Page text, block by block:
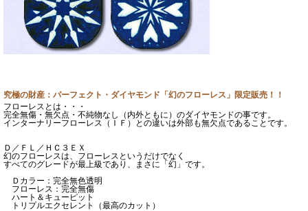
究極の財産：パーフェクト・ダイヤモンド「幻のフローレス」限定販売！！
フローレスとは・・・
完全無傷・無欠点・不純物なし（内外ともに）のダイヤモンドの事です。
インターナリーフローレス（ＩＦ）との違いは外部も無欠点であることです。
Ｄ／ＦＬ／ＨＣ３ＥＸ
幻のフローレスは、フローレスというだけでなく
すべてのグレードが最上級であり、まさに「幻」です。
Ｄカラー：完全無色透明
フローレス：完全無傷
ハート＆キューピット
トリプルエクセレント（最高のカット）